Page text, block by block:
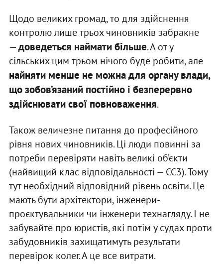
Щодо великих громад, то для здійснення
контролю лише трьох чиновників забракне
—доведеться наймати більше. А от у
сільських цим трьом нічого буде робити, але
найняти менше не можна для органу влади,
що зобов’язаний постійно і безперервно
здійснювати свої повноваження.
Також величезне питання до професійного
рівня нових чиновників. Ці люди повинні за
потреби перевіряти навіть великі об’єкти
(найвищий клас відповідальності — СС3). Тому
тут необхідний відповідний рівень освіти. Це
мають бути архітектори, інженери-
проєктувальники чи інженери технагляду. І не
забувайте про юристів, які потім у судах проти
забудовників захищатимуть результати
перевірок колег. А це все витрати.